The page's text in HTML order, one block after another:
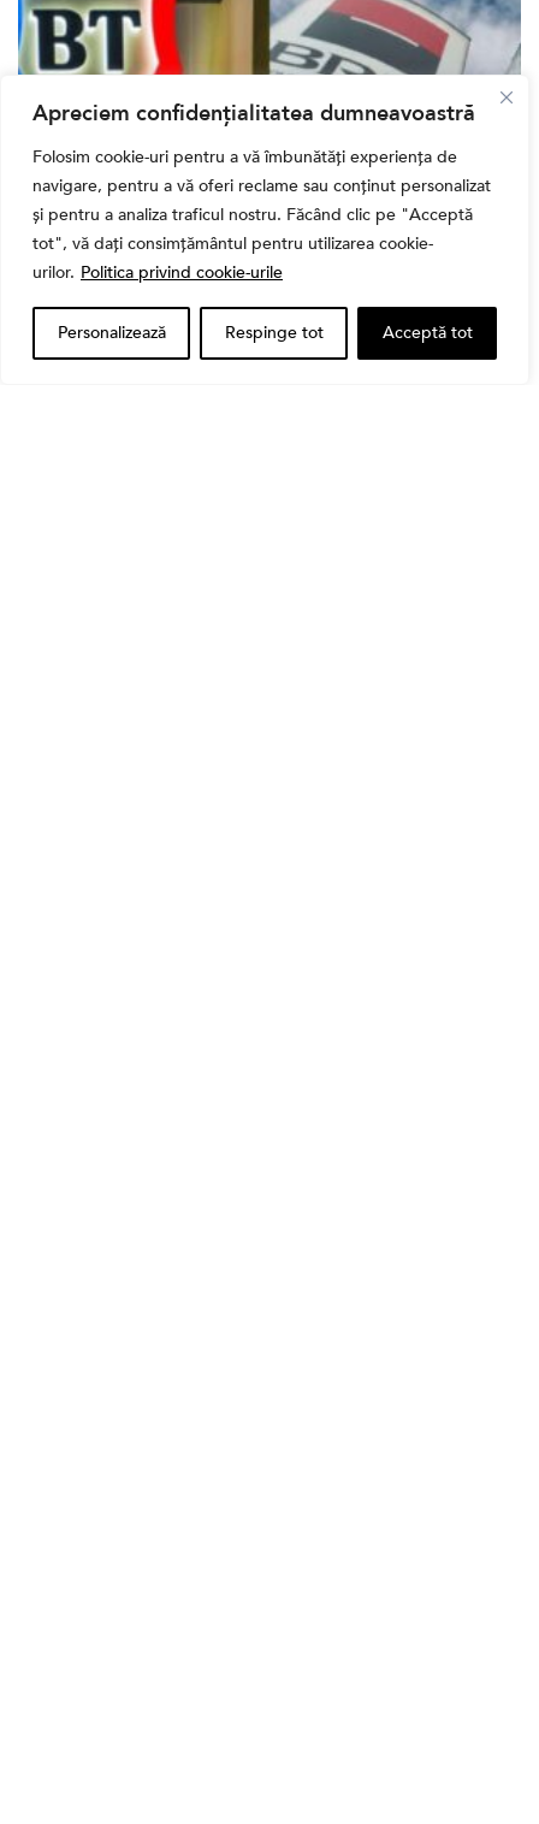
Apreciem confidențialitatea dumneavoastră
Folosim cookie-uri pentru a vă îmbunătăți experiența de
navigare, pentru a vă oferi reclame sau conținut personalizat
și pentru a analiza traficul nostru. Făcând clic pe "Acceptă
tot", vă dați consimțământul pentru utilizarea cookie-
urilor. Politica privind cookie-urile
Personalizează Respinge tot Acceptă tot
Bursa
Cum a evoluat sectorul bancar listat la BVB? BT și
BRD, față în față după T1 2026